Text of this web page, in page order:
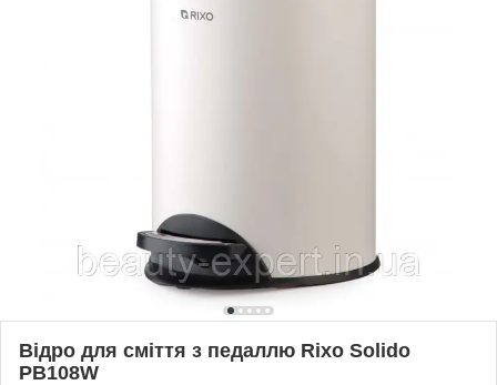
Відро для сміття з педаллю Rixo Solido
PB108W